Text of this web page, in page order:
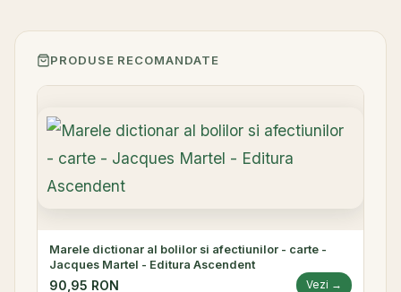
PRODUSE RECOMANDATE
Marele dictionar al bolilor si afectiunilor - carte -
Jacques Martel - Editura Ascendent
90,95 RON Vezi →